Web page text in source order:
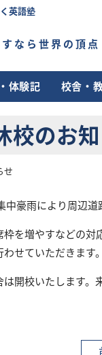
英語塾
なら世界の頂点
体験記 校舎・
校のお
せ
豪雨により周辺道
を増やすなどの対
せていただきます。
開校いたします。